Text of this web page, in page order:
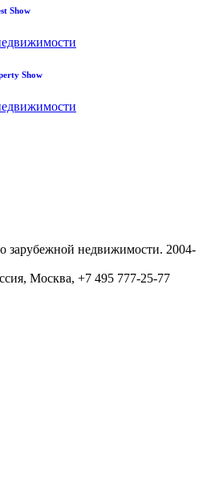
Show
Show
зарубежной недвижимости. 2004-
Москва, +7 495 777-25-77